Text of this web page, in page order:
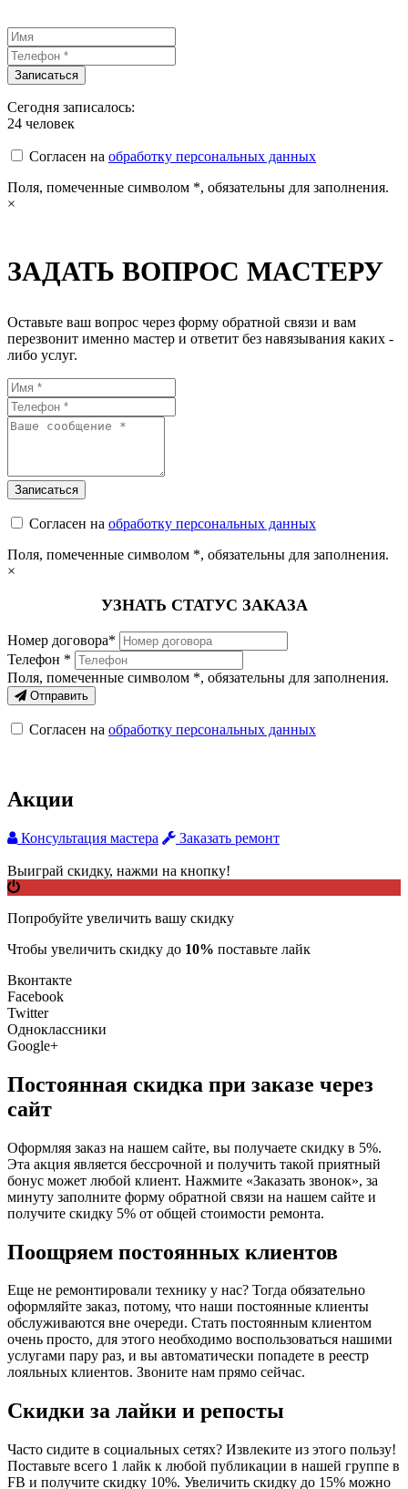
Сегодня записалось:
24 человек
Согласен на обработку персональных данных
Поля, помеченные символом *, обязательны для заполнения.
×
ЗАДАТЬ ВОПРОС МАСТЕРУ
Оставьте ваш вопрос через форму обратной связи и вам
перезвонит именно мастер и ответит без навязывания каких -
либо услуг.
Согласен на обработку персональных данных
Поля, помеченные символом *, обязательны для заполнения.
×
УЗНАТЬ СТАТУС ЗАКАЗА
Номер договора*
Телефон *
Поля, помеченные символом *, обязательны для заполнения.
Отправить
Согласен на обработку персональных данных
Акции
Консультация мастера Заказать ремонт
Выиграй скидку, нажми на кнопку!
Попробуйте увеличить вашу скидку
Чтобы увеличить скидку до 10% поставьте лайк
Вконтакте
Facebook
Twitter
Одноклассники
Google+
Постоянная скидка при заказе через
сайт
Оформляя заказ на нашем сайте, вы получаете скидку в 5%.
Эта акция является бессрочной и получить такой приятный
бонус может любой клиент. Нажмите «Заказать звонок», за
минуту заполните форму обратной связи на нашем сайте и
получите скидку 5% от общей стоимости ремонта.
Поощряем постоянных клиентов
Еще не ремонтировали технику у нас? Тогда обязательно
оформляйте заказ, потому, что наши постоянные клиенты
обслуживаются вне очереди. Стать постоянным клиентом
очень просто, для этого необходимо воспользоваться нашими
услугами пару раз, и вы автоматически попадете в реестр
лояльных клиентов. Звоните нам прямо сейчас.
Скидки за лайки и репосты
Часто сидите в социальных сетях? Извлеките из этого пользу!
Поставьте всего 1 лайк к любой публикации в нашей группе в
FB и получите скидку 10%. Увеличить скидку до 15% можно